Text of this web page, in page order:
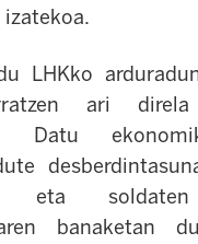
LHKko
ari direla
Datu
soldaten
banaketan